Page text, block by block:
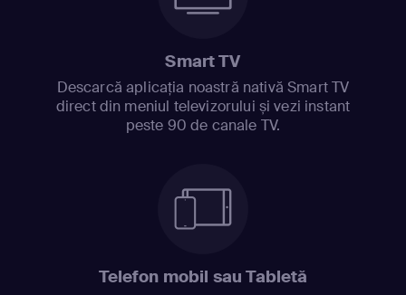
Smart TV
Descarcă aplicația noastră nativă Smart TV
direct din meniul televizorului și vezi instant
peste 90 de canale TV.
Telefon mobil sau Tabletă